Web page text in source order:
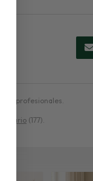
profesionales.
(177).